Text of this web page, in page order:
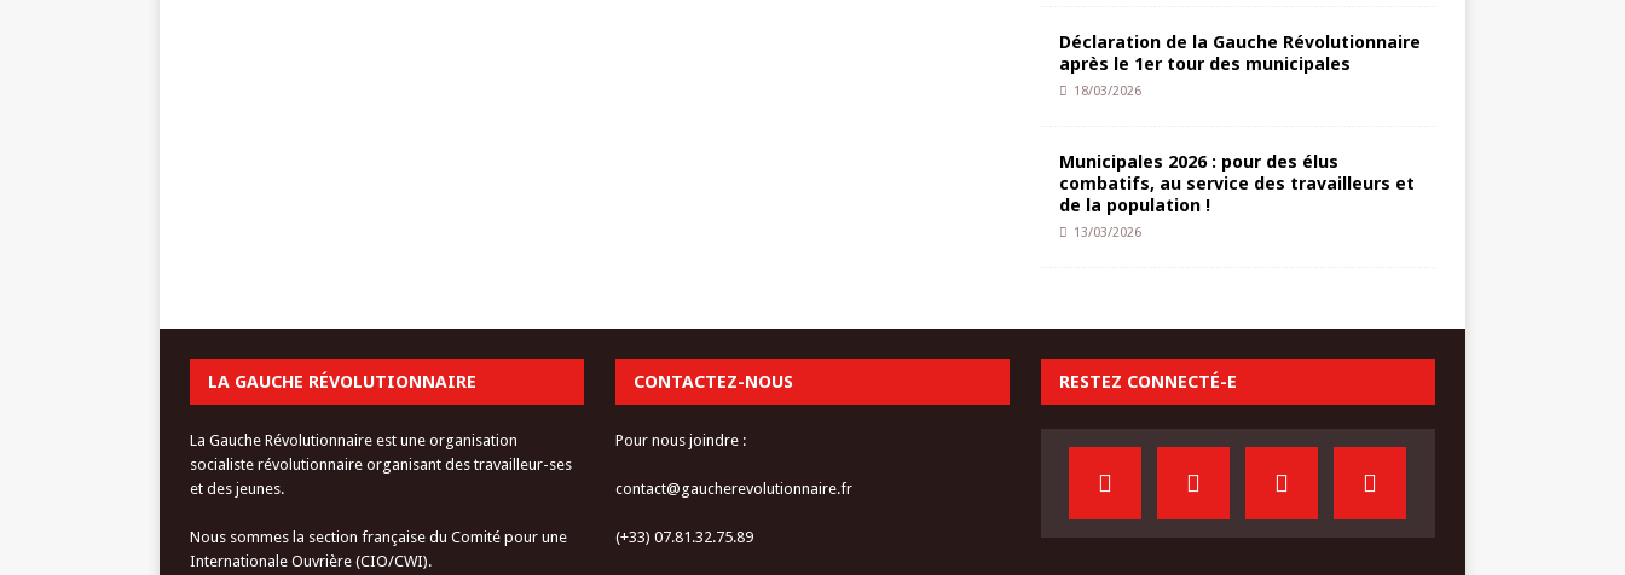
Déclaration de la Gauche Révolutionnaire
après le 1er tour des municipales
18/03/2026
Municipales 2026 : pour des élus
combatifs, au service des travailleurs et
de la population !
13/03/2026
LA GAUCHE RÉVOLUTIONNAIRE
La Gauche Révolutionnaire est une organisation
socialiste révolutionnaire organisant des travailleur-ses
et des jeunes.
Nous sommes la section française du Comité pour une
Internationale Ouvrière (CIO/CWI).
CONTACTEZ-NOUS
Pour nous joindre :
contact@gaucherevolutionnaire.fr
(+33) 07.81.32.75.89
RESTEZ CONNECTÉ-E